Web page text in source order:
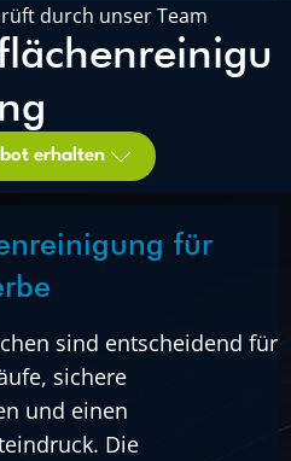
durch unser Team
ng
erhalten
für
sind entscheidend für
sichere
und einen
Die